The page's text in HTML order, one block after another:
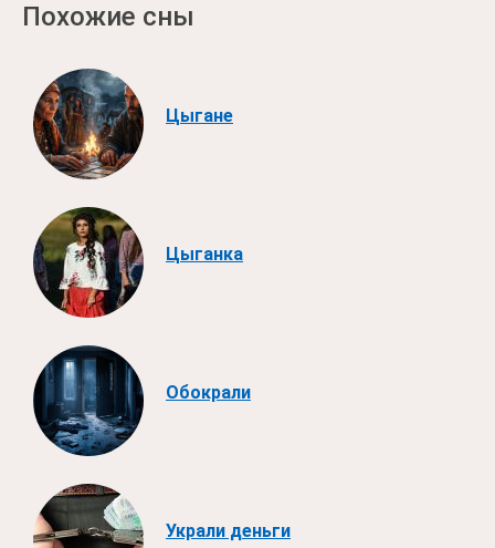
Похожие сны
Цыгане
Цыганка
Обокрали
Украли деньги